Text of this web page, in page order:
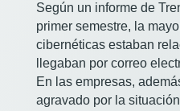
Según un informe de
primer semestre, la
cibernéticas estaban
llegaban por correo
En las empresas,
agravado por la